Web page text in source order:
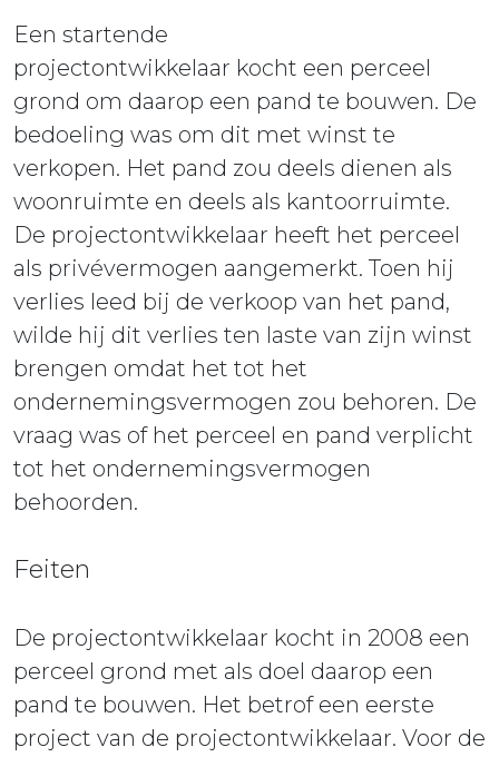
Een startende
projectontwikkelaar kocht een perceel
grond om daarop een pand te bouwen. De
bedoeling was om dit met winst te
verkopen. Het pand zou deels dienen als
woonruimte en deels als kantoorruimte.
De projectontwikkelaar heeft het perceel
als privévermogen aangemerkt. Toen hij
verlies leed bij de verkoop van het pand,
wilde hij dit verlies ten laste van zijn winst
brengen omdat het tot het
ondernemingsvermogen zou behoren. De
vraag was of het perceel en pand verplicht
tot het ondernemingsvermogen
behoorden.
Feiten
De projectontwikkelaar kocht in 2008 een
perceel grond met als doel daarop een
pand te bouwen. Het betrof een eerste
project van de projectontwikkelaar. Voor de